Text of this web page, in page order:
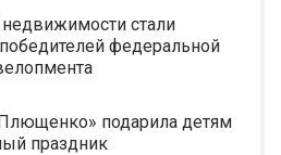
стали
федеральной
подарила детям
праздник